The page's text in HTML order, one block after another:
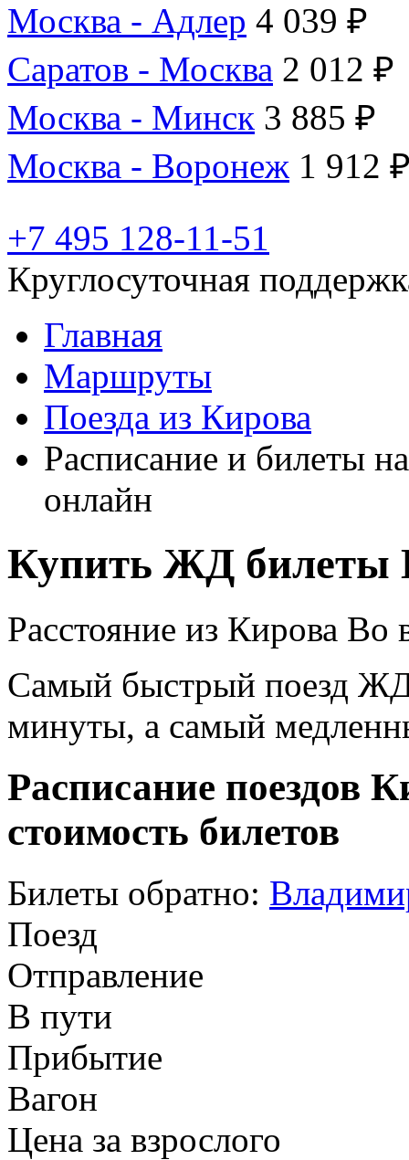
Москва - Адлер 4 039 ₽
Саратов - Москва 2 012 ₽
Москва - Минск 3 885 ₽
Москва - Воронеж 1 912
+7 495 128-11-51
Круглосуточная
Главная
Маршруты
Поезда из Кирова
Расписание и билеты
онлайн
Купить ЖД билеты
Расстояние из Кирова Во
Самый быстрый поезд ЖД
минуты, а самый
Расписание поездов
стоимость билетов
Билеты обратно:
Поезд
Отправление
В пути
Прибытие
Вагон
Цена за взрослого